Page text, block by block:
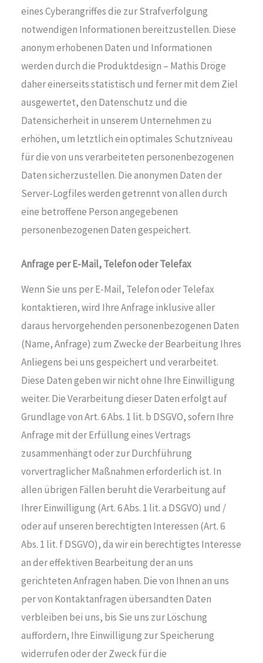
eines Cyberangriffes die zur Strafverfolgung
notwendigen Informationen bereitzustellen. Diese
anonym erhobenen Daten und Informationen
werden durch die Produktdesign – Mathis Dröge
daher einerseits statistisch und ferner mit dem Ziel
ausgewertet, den Datenschutz und die
Datensicherheit in unserem Unternehmen zu
erhöhen, um letztlich ein optimales Schutzniveau
für die von uns verarbeiteten personenbezogenen
Daten sicherzustellen. Die anonymen Daten der
Server-Logfiles werden getrennt von allen durch
eine betroffene Person angegebenen
personenbezogenen Daten gespeichert.
Anfrage per E-Mail, Telefon oder Telefax
Wenn Sie uns per E-Mail, Telefon oder Telefax
kontaktieren, wird Ihre Anfrage inklusive aller
daraus hervorgehenden personenbezogenen Daten
(Name, Anfrage) zum Zwecke der Bearbeitung Ihres
Anliegens bei uns gespeichert und verarbeitet.
Diese Daten geben wir nicht ohne Ihre Einwilligung
weiter. Die Verarbeitung dieser Daten erfolgt auf
Grundlage von Art. 6 Abs. 1 lit. b DSGVO, sofern Ihre
Anfrage mit der Erfüllung eines Vertrags
zusammenhängt oder zur Durchführung
vorvertraglicher Maßnahmen erforderlich ist. In
allen übrigen Fällen beruht die Verarbeitung auf
Ihrer Einwilligung (Art. 6 Abs. 1 lit. a DSGVO) und /
oder auf unseren berechtigten Interessen (Art. 6
Abs. 1 lit. f DSGVO), da wir ein berechtigtes Interesse
an der effektiven Bearbeitung der an uns
gerichteten Anfragen haben. Die von Ihnen an uns
per von Kontaktanfragen übersandten Daten
verbleiben bei uns, bis Sie uns zur Löschung
auffordern, Ihre Einwilligung zur Speicherung
widerrufen oder der Zweck für die